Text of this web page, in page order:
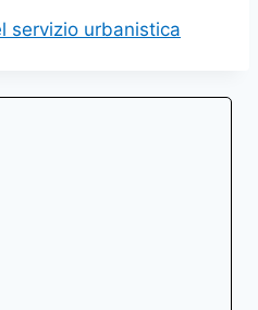
servizio urbanistica